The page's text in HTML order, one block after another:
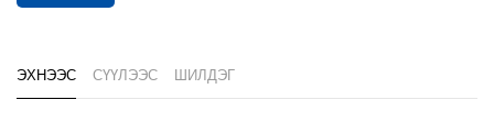
ЭХНЭЭС СҮҮЛЭЭС ШИЛДЭГ